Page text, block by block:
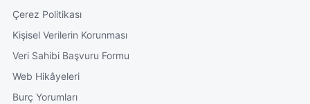
Çerez Politikası
Kişisel Verilerin Korunması
Veri Sahibi Başvuru Formu
Web Hikâyeleri
Burç Yorumları